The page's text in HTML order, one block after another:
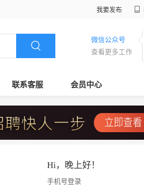
我要发布
微信公众号
查看更多工作
联系客服 会员中心
Hi， 晚上好！
手机号登录